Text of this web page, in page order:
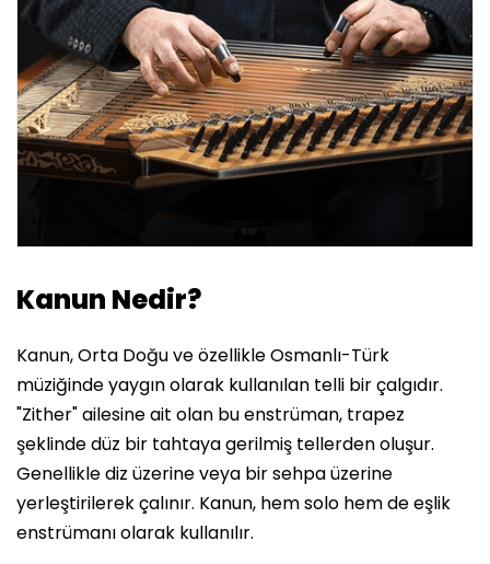
Kanun Nedir?
Kanun, Orta Doğu ve özellikle Osmanlı-Türk
müziğinde yaygın olarak kullanılan telli bir çalgıdır.
"Zither" ailesine ait olan bu enstrüman, trapez
şeklinde düz bir tahtaya gerilmiş tellerden oluşur.
Genellikle diz üzerine veya bir sehpa üzerine
yerleştirilerek çalınır. Kanun, hem solo hem de eşlik
enstrümanı olarak kullanılır.